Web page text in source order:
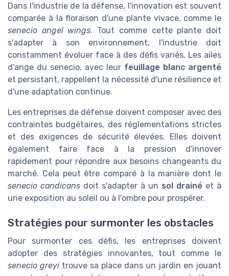
Dans l'industrie de la défense, l'innovation est souvent
comparée à la floraison d'une plante vivace, comme le
senecio angel wings. Tout comme cette plante doit
s'adapter à son environnement, l'industrie doit
constamment évoluer face à des défis variés. Les ailes
d'ange du senecio, avec leur feuillage blanc argenté
et persistant, rappellent la nécessité d'une résilience et
d'une adaptation continue.
Les entreprises de défense doivent composer avec des
contraintes budgétaires, des réglementations strictes
et des exigences de sécurité élevées. Elles doivent
également faire face à la pression d'innover
rapidement pour répondre aux besoins changeants du
marché. Cela peut être comparé à la manière dont le
senecio candicans doit s'adapter à un sol drainé et à
une exposition au soleil ou à l'ombre pour prospérer.
Stratégies pour surmonter les obstacles
Pour surmonter ces défis, les entreprises doivent
adopter des stratégies innovantes, tout comme le
senecio greyi trouve sa place dans un jardin en jouant